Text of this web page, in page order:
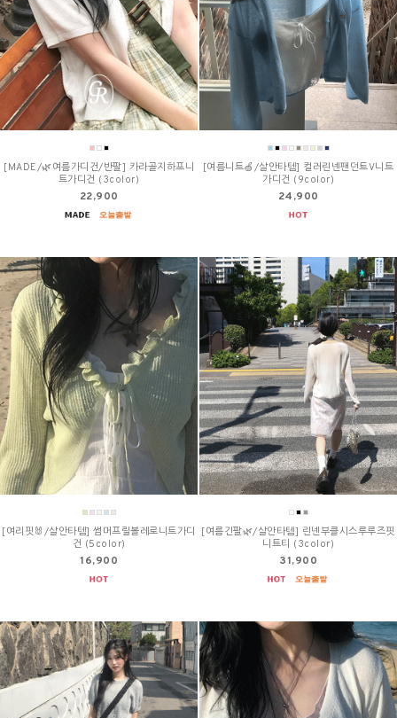
[MADE/🌿여름가디건/반팔] 카라골지하프니
트가디건 (3color)
22,900
[여름니트🍏/살안타템] 컬러린넨팬던트V니트
가디건 (9color)
24,900
[여리핏🐰/살안타템] 썸머프릴볼레로니트가디
건 (5color)
16,900
[여름긴팔🌿/살안타템] 린넨부클시스루루즈핏
니트티 (3color)
31,900